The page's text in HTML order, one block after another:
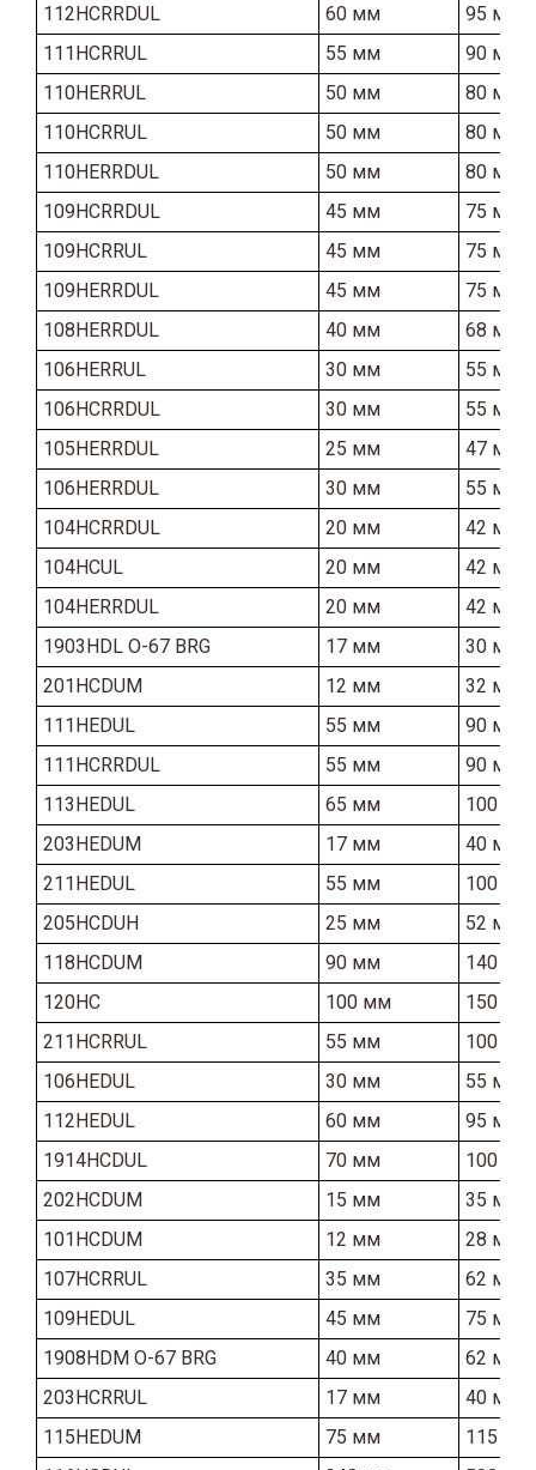
112HCRRDUL
60 мм
95 мм
111HCRRUL
55 мм
90 мм
110HERRUL
50 мм
80 мм
110HCRRUL
50 мм
80 мм
110HERRDUL
50 мм
80 мм
109HCRRDUL
45 мм
75 мм
109HCRRUL
45 мм
75 мм
109HERRDUL
45 мм
75 мм
108HERRDUL
40 мм
68 мм
106HERRUL
30 мм
55 мм
106HCRRDUL
30 мм
55 мм
105HERRDUL
25 мм
47 мм
106HERRDUL
30 мм
55 мм
104HCRRDUL
20 мм
42 мм
104HCUL
20 мм
42 мм
104HERRDUL
20 мм
42 мм
1903HDL O-67 BRG
17 мм
30 мм
201HCDUM
12 мм
32 мм
111HEDUL
55 мм
90 мм
111HCRRDUL
55 мм
90 мм
113HEDUL
65 мм
100 мм
203HEDUM
17 мм
40 мм
211HEDUL
55 мм
100 мм
205HCDUH
25 мм
52 мм
118HCDUM
90 мм
140 мм
120HC
100 мм
150 мм
211HCRRUL
55 мм
100 мм
106HEDUL
30 мм
55 мм
112HEDUL
60 мм
95 мм
1914HCDUL
70 мм
100 мм
202HCDUM
15 мм
35 мм
101HCDUM
12 мм
28 мм
107HCRRUL
35 мм
62 мм
109HEDUL
45 мм
75 мм
1908HDM O-67 BRG
40 мм
62 мм
203HCRRUL
17 мм
40 мм
115HEDUM
75 мм
115 мм